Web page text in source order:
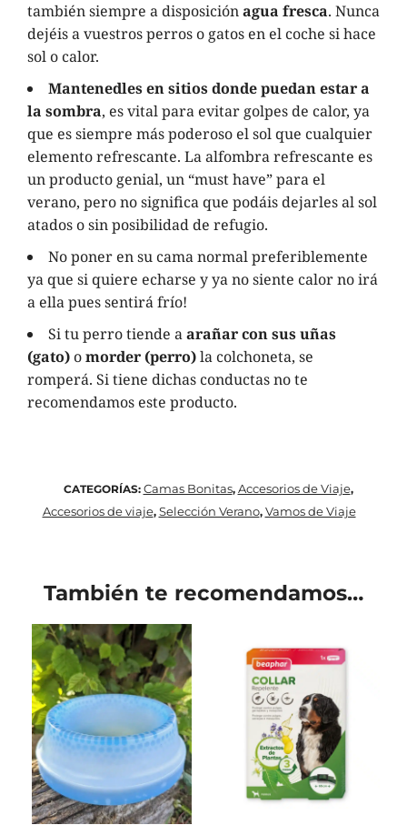
también siempre a disposiciónagua fresca. Nunca
dejéis a vuestros perros o gatos en el coche si hace
sol o calor.
Mantenedles en sitios donde puedan estar a
la sombra, es vital para evitar golpes de calor, ya
que es siempre más poderoso el sol que cualquier
elemento refrescante. La alfombra refrescante es
un producto genial, un “must have” para el
verano, pero no significa que podáis dejarles al sol
atados o sin posibilidad de refugio.
No poner en su cama normal preferiblemente
ya que si quiere echarse y ya no siente calor no irá
a ella pues sentirá frío!
Si tu perro tiende aarañar con sus uñas
(gato)omorder (perro)la colchoneta, se
romperá. Si tiene dichas conductas no te
recomendamos este producto.
CATEGORÍAS: Camas Bonitas, Accesorios de Viaje,
Accesorios de viaje, Selección Verano, Vamos de Viaje
También te recomendamos…